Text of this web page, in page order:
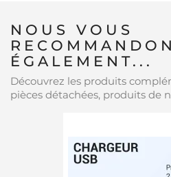
NOUS VOUS
ÉGALEMENT...
Découvrez les produits
pièces détachées, produits de